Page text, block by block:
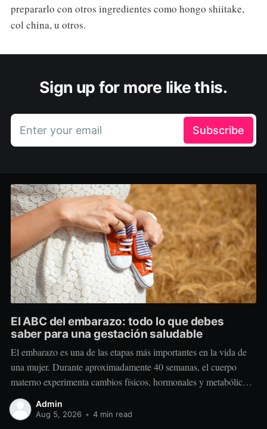
prepararlo con otros ingredientes como hongo shiitake,
col china, u otros.
Sign up for more like this.
Enter your email Subscribe
El ABC del embarazo: todo lo que debes
saber para una gestación saludable
El embarazo es una de las etapas más importantes en la vida de
una mujer. Durante aproximadamente 40 semanas, el cuerpo
materno experimenta cambios físicos, hormonales y metabólicos
extraordinarios para crear y sostener una nueva vida. Más allá de
“comer por dos”, el embarazo requiere comer mejor, nutrir
Admin
Aug 5, 2026 • 4 min read